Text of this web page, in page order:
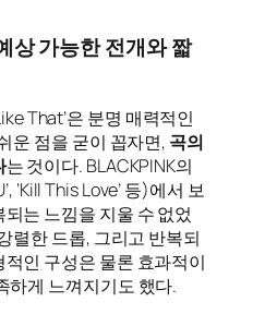
상 가능한 전개와 짧
That’은 분명 매력적인
운 점을 굳이 꼽자면, 곡의
는 것이다. BLACKPINK의
‘Kill This Love’ 등)에서 보
는 느낌을 지울 수 없었
렬한 드롭, 그리고 반복되
인 구성은 물론 효과적이
하게 느껴지기도 했다.